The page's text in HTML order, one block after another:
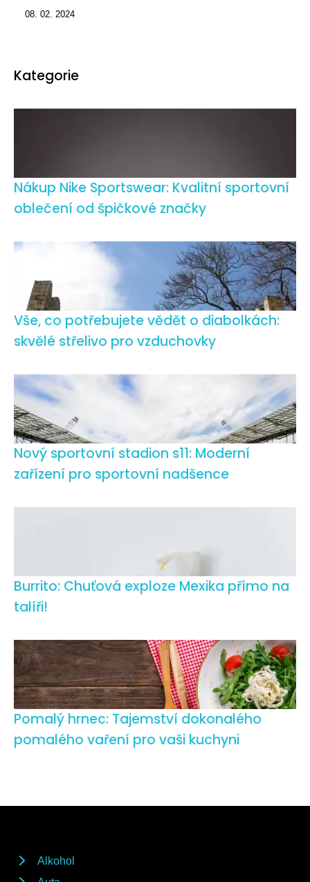
08. 02. 2024
Kategorie
Nákup Nike Sportswear: Kvalitní sportovní
oblečení od špičkové značky
Vše, co potřebujete vědět o diabolkách:
skvělé střelivo pro vzduchovky
Nový sportovní stadion s11: Moderní
zařízení pro sportovní nadšence
Burrito: Chuťová exploze Mexika přímo na
talíři!
Pomalý hrnec: Tajemství dokonalého
pomalého vaření pro vaši kuchyni
Alkohol